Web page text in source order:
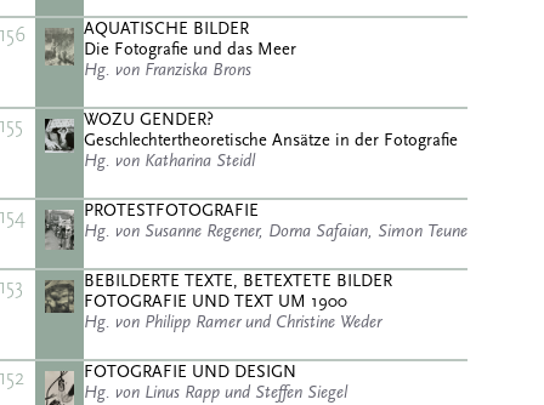
156
AQUATISCHE BILDER
Die Fotografie und das Meer
Hg. von Franziska Brons
155
WOZU GENDER?
Geschlechtertheoretische Ansätze in der Fotografie
Hg. von Katharina Steidl
154
PROTESTFOTOGRAFIE
Hg. von Susanne Regener, Dorna Safaian, Simon Teune
153
BEBILDERTE TEXTE, BETEXTETE BILDER
FOTOGRAFIE UND TEXT UM 1900
Hg. von Philipp Ramer und Christine Weder
152
FOTOGRAFIE UND DESIGN
Hg. von Linus Rapp und Steffen Siegel